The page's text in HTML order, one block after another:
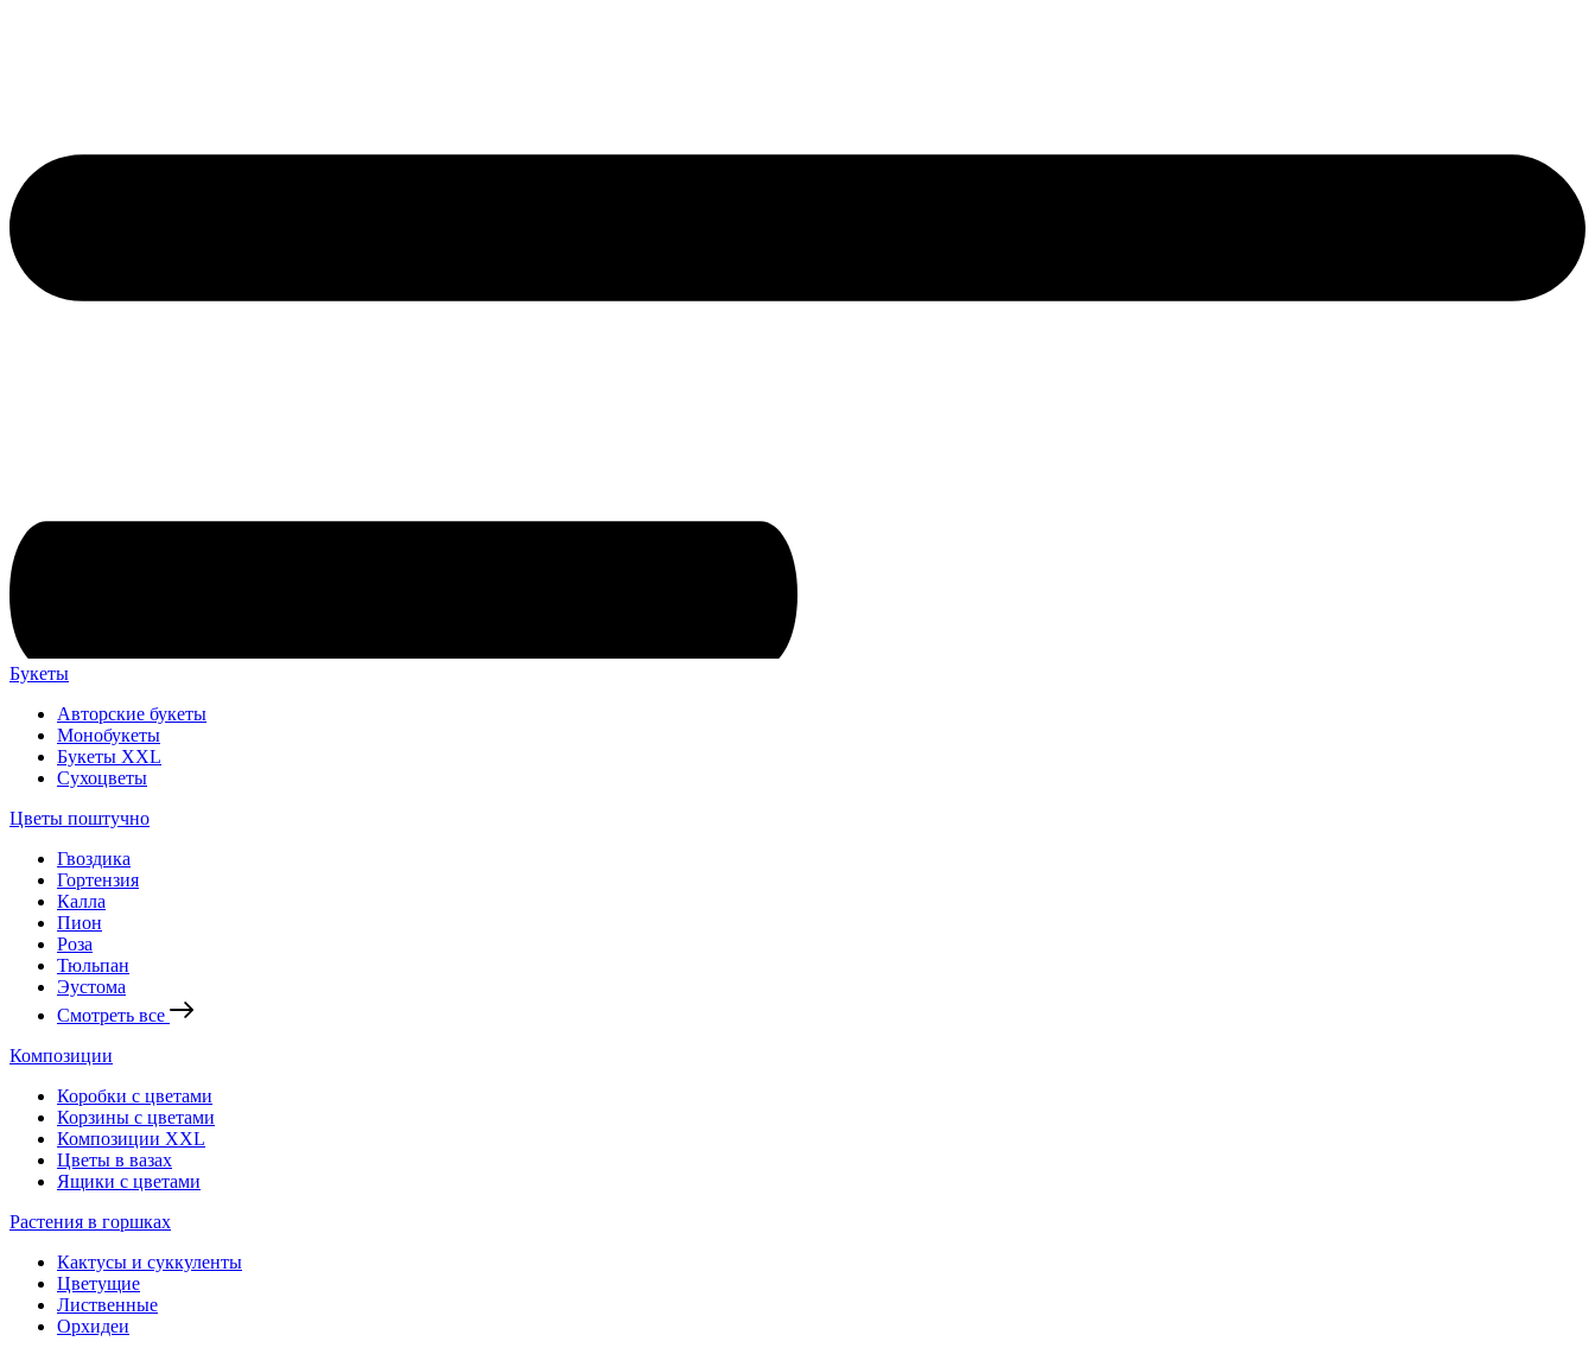
Букеты
Авторские букеты
Монобукеты
Букеты XXL
Сухоцветы
Цветы поштучно
Гвоздика
Гортензия
Калла
Пион
Роза
Тюльпан
Эустома
Смотреть все
Композиции
Коробки с цветами
Корзины с цветами
Композиции XXL
Цветы в вазах
Ящики с цветами
Растения в горшках
Кактусы и суккуленты
Цветущие
Лиственные
Орхидеи